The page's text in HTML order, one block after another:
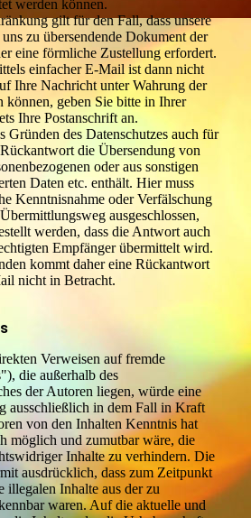
werden können.
gilt für den Fall, dass unsere
zu übersendende Dokument der
eine förmliche Zustellung erfordert.
einfacher E-Mail ist dann nicht
Ihre Nachricht unter Wahrung der
können, geben Sie bitte in Ihrer
Ihre Postanschrift an.
Gründen des Datenschutzes auch für
die Übersendung von
oder aus sonstigen
Daten etc. enthält. Hier muss
Kenntnisnahme oder Verfälschung
ausgeschlossen,
werden, dass die Antwort auch
Empfänger übermittelt wird.
kommt daher eine Rückantwort
nicht in Betracht.
Verweisen auf fremde
die außerhalb des
der Autoren liegen, würde eine
ausschließlich in dem Fall in Kraft
von den Inhalten Kenntnis hat
möglich und zumutbar wäre, die
Inhalte zu verhindern. Die
ausdrücklich, dass zum Zeitpunkt
illegalen Inhalte aus der zu
waren. Auf die aktuelle und